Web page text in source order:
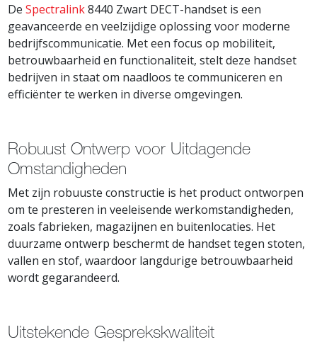
DeSpectralink8440 Zwart DECT-handset is een
geavanceerde en veelzijdige oplossing voor moderne
bedrijfscommunicatie. Met een focus op mobiliteit,
betrouwbaarheid en functionaliteit, stelt deze handset
bedrijven in staat om naadloos te communiceren en
efficiënter te werken in diverse omgevingen.
Robuust Ontwerp voor Uitdagende
Omstandigheden
Met zijn robuuste constructie is het product ontworpen
om te presteren in veeleisende werkomstandigheden,
zoals fabrieken, magazijnen en buitenlocaties. Het
duurzame ontwerp beschermt de handset tegen stoten,
vallen en stof, waardoor langdurige betrouwbaarheid
wordt gegarandeerd.
Uitstekende Gesprekskwaliteit